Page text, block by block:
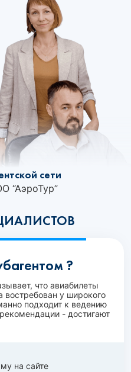
сети
“АэроТур”
?
что авиабилеты
востребован у широкого
подходит к ведению
- достигают
на сайте